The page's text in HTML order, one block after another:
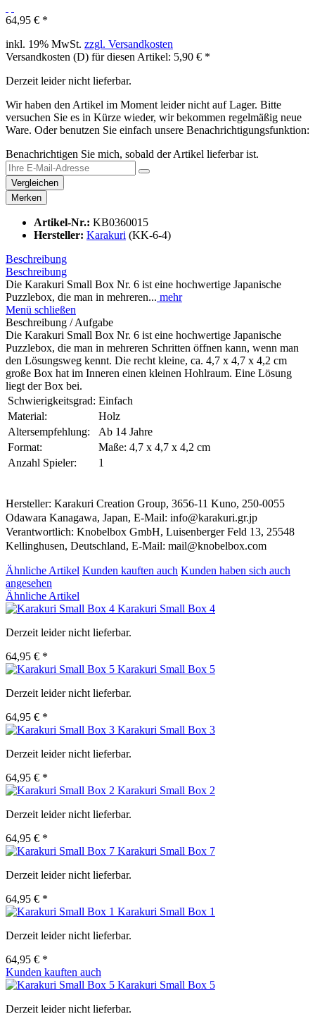
64,95 € *
inkl. 19% MwSt. zzgl. Versandkosten
Versandkosten (D) für diesen Artikel: 5,90 € *
Derzeit leider nicht lieferbar.
Wir haben den Artikel im Moment leider nicht auf Lager. Bitte
versuchen Sie es in Kürze wieder, wir bekommen regelmäßig neue
Ware. Oder benutzen Sie einfach unsere Benachrichtigungsfunktion:
Benachrichtigen Sie mich, sobald der Artikel lieferbar ist.
Vergleichen
Merken
Artikel-Nr.: KB0360015
Hersteller: Karakuri (KK-6-4)
Beschreibung
Beschreibung
Die Karakuri Small Box Nr. 6 ist eine hochwertige Japanische
Puzzlebox, die man in mehreren... mehr
Menü schließen
Beschreibung / Aufgabe
Die Karakuri Small Box Nr. 6 ist eine hochwertige Japanische
Puzzlebox, die man in mehreren Schritten öffnen kann, wenn man
den Lösungsweg kennt. Die recht kleine, ca. 4,7 x 4,7 x 4,2 cm
große Box hat im Inneren einen kleinen Hohlraum. Eine Lösung
liegt der Box bei.
Schwierigkeitsgrad: Einfach
Material:
Holz
Altersempfehlung:
Ab 14 Jahre
Format:
Maße: 4,7 x 4,7 x 4,2 cm
Anzahl Spieler:
1
Hersteller: Karakuri Creation Group, 3656-11 Kuno, 250-0055
Odawara Kanagawa, Japan, E-Mail: info@karakuri.gr.jp
Verantwortlich: Knobelbox GmbH, Luisenberger Feld 13, 25548
Kellinghusen, Deutschland, E-Mail: mail@knobelbox.com
Ähnliche Artikel Kunden kauften auch Kunden haben sich auch
angesehen
Ähnliche Artikel
Karakuri Small Box 4
Derzeit leider nicht lieferbar.
64,95 € *
Karakuri Small Box 5
Derzeit leider nicht lieferbar.
64,95 € *
Karakuri Small Box 3
Derzeit leider nicht lieferbar.
64,95 € *
Karakuri Small Box 2
Derzeit leider nicht lieferbar.
64,95 € *
Karakuri Small Box 7
Derzeit leider nicht lieferbar.
64,95 € *
Karakuri Small Box 1
Derzeit leider nicht lieferbar.
64,95 € *
Kunden kauften auch
Karakuri Small Box 5
Derzeit leider nicht lieferbar.